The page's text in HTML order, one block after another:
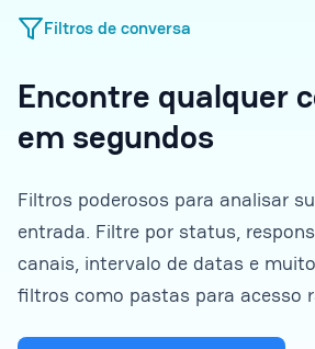
Filtros de conversa
Encontre qualquer
em segundos
Filtros poderosos para analisar
entrada. Filtre por status,
canais, intervalo de datas e
filtros como pastas para acesso